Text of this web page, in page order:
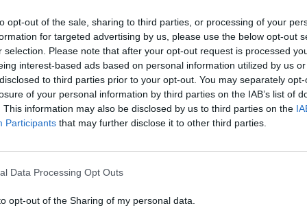
opt-out of the sale, sharing to third parties, or processing of your
for targeted advertising by us, please use the below opt-out
selection. Please note that after your opt-out request is processed
interest-based ads based on personal information utilized by us
to third parties prior to your opt-out. You may separately
of your personal information by third parties on the IAB’s list of
This information may also be disclosed by us to third parties on the
Participants that may further disclose it to other third parties.
Data Processing Opt Outs
opt-out of the Sharing of my personal data.